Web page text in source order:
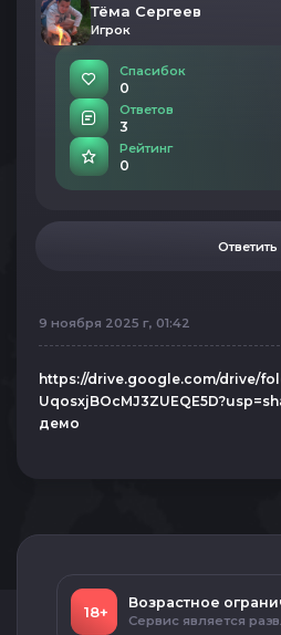
Тёма Сергеев
Игрок
Спасибок
0
Ответов
3
Рейтинг
0
Ответить
9 ноября 2025 г, 01:42
https://drive.google.com/drive/
демо
18+
Возрастное
Сервис является